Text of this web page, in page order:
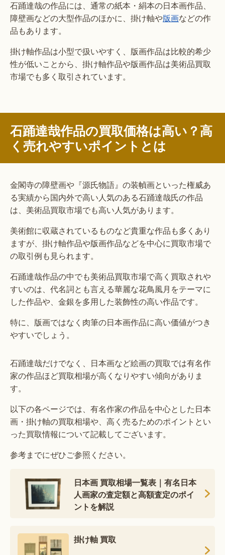
石踊達哉の作品には、通常の紙本・絹本の日本画作品、
障壁画などの大型作品のほかに、掛け軸や版画などの作
品もあります。
掛け軸作品は小型で扱いやすく、版画作品は比較的希少
性が低いことから、掛け軸作品や版画作品は美術品買取
市場でも多く取引されています。
石踊達哉作品の買取価格は高い？高
く売れやすいポイントとは
金閣寺の障壁画や『源氏物語』の装幀画といった権威あ
る実績から国内外で高い人気のある石踊達哉氏の作品
は、美術品買取市場でも高い人気があります。
美術館に収蔵されているものなど貴重な作品も多くあり
ますが、掛け軸作品や版画作品などを中心に買取市場で
の取引例も見られます。
石踊達哉作品の中でも美術品買取市場で高く買取されや
すいのは、代名詞とも言える華麗な花鳥風月をテーマに
した作品や、金銀を多用した装飾性の高い作品です。
特に、版画ではなく肉筆の日本画作品に高い価値がつき
やすいでしょう。
石踊達哉だけでなく、日本画など絵画の買取では有名作
家の作品ほど買取相場が高くなりやすい傾向がありま
す。
以下の各ページでは、有名作家の作品を中心とした日本
画・掛け軸の買取相場や、高く売るためのポイントとい
った買取情報について記載してございます。
参考までにぜひご参照ください。
日本画 買取相場一覧表｜有名日本
人画家の査定額と高額査定のポイ
ントを解説
掛け軸 買取